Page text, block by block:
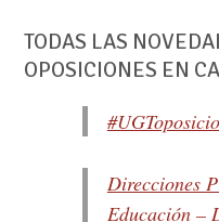
TODAS LAS
OPOSICIONES EN
Direcciones
Educación –